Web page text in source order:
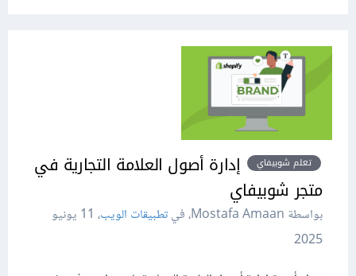
تعلم شوبيفاي
إدارة أصول العلامة التجارية في
متجر شوبيفاي
بواسطة Mostafa Amaan، في تطبيقات الويب،
11 يونيو
2025